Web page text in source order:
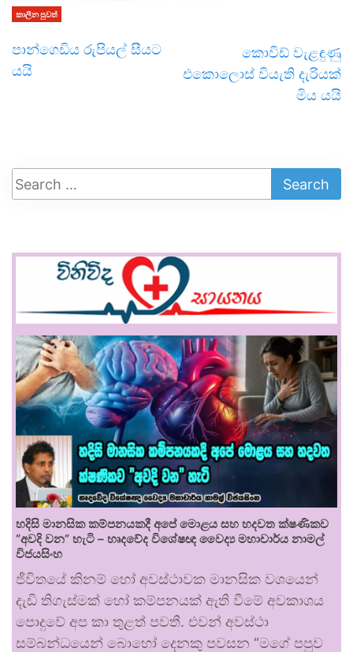
කාලීන පුවත්
පාන්ගෙඩිය රුපියල් සීයට
යයි
කොවිඩ් වැළඳුණු
එකොලොස් වියැති දැරියක්
මිය යයි
හදිසි මානසික කම්පනයකදී අපේ මොළය සහ හදවත ක්ෂණිකව
“අවදි වන” හැටි – හෘදවේද විශේෂඥ වෛද්‍ය මහාචාර්ය නාමල්
විජයසිංහ
ජීවිතයේ කිනම් හෝ අවස්ථාවක මානසික වශයෙන්
දැඩි තිගැස්මක් හෝ කම්පනයක් ඇති වීමේ අවකාශය
පොදුවේ අප කා තුළත් පවතී. එවන් අවස්ථා
සම්බන්ධයෙන් බොහෝ දෙනකු පවසන “මගේ පපුව